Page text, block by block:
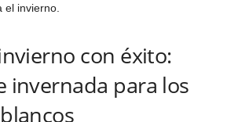
el invierno.
con éxito:
invernada para los